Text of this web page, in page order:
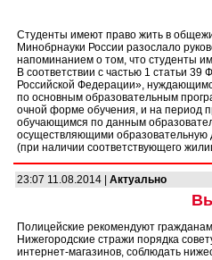
Студенты имеют право жить в
Минобрнауки России разослало
напоминанием о том, что студенты
В соответствии с частью 1 статьи
Российской Федерации»,
по основным образовательным
очной форме обучения, и на период
обучающимся по данным
осуществляющими
(при наличии соответствующего
23:07 11.08.2014 | Актуально
Полицейские рекомендуют
Нижегородские стражи порядка
интернет-магазинов, соблюдать